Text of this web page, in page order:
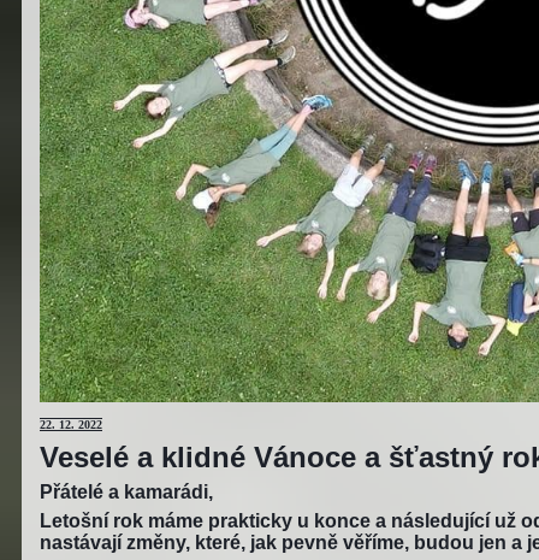
22. 12. 2022
Veselé a klidné Vánoce a šťastný
Přátelé a kamarádi,
Letošní rok máme prakticky u konce a následující už
nastávají změny, které, jak pevně věříme, budou jen a